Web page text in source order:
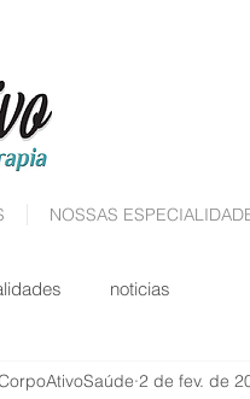
NOSSAS
noticias
2 de fev. de